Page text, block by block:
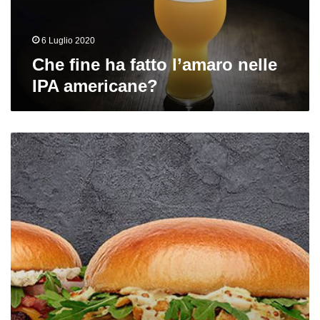
6 Luglio 2020
Che fine ha fatto l’amaro nelle
IPA americane?
News
dagli
USA:
mercato
e
coronavirus,
Mikkeller
per
Burger
King,
Black
is